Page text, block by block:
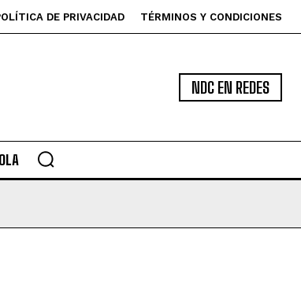
DE PRIVACIDAD TÉRMINOS Y CONDICIONES
NDC EN REDES